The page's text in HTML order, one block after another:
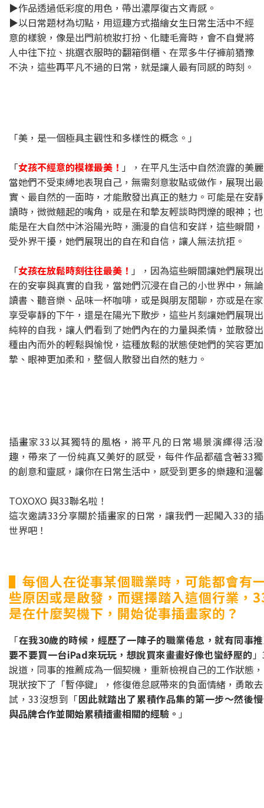
▶︎作品透過低彩度的用色，帶出濃厚復古文青感。
▶︎以日常題材為切點，用逗趣方式描繪女生日常生活中不經
意的樣貌，像是出門前梳妝打扮、化睫毛膏時，會不自覺將
人中往下拉、挑選衣服時的翻箱倒櫃、在眾多牛仔褲前猶豫
不決，這些再平凡不過的日常，就是讓人最有同感的時刻。
「美，是一個極具主觀性和多樣性的概念。」
「女孩不經意的模樣最美！ 」，在平凡生活中自然流露的美
當她們不受束縛地表現自己，無需刻意妝點或做作，展現出
實、最自然的一面時，才能散發出真正的魅力。可能是在安
讀時，微微翹起的嘴角，或是在和摯友輕談時閃爍的眼神；
能是在大自然中沐浴陽光時，瀰漫的自信和安詳，這些瞬間
受外界干擾，她們展現出的自在和自信，讓人無法抗拒。
「女孩在放鬆時刻往往最美！ 」，因為這些瞬間讓她們展現
在的安寧與真實的自我，當她們沉浸在自己的小世界中，無
讀書、聽音樂、品味一杯咖啡，或是與朋友閒聊，亦或是在
享受寧靜的下午，還是在陽光下散步，這些片刻讓她們展現
純粹的自我，讓人們看到了她們內在的力量與柔情，並散發
種由內而外的輕鬆與愉悅，這種放鬆的狀態使她們的笑容更
摯、眼神更加柔和，整個人散發出自然的魅力。
插畫家33以其獨特的風格，將平凡的日常場景演繹得活
趣，帶來了一份純真又美好的感受，每件作品都蘊含著33
的創意和靈感，讓你在日常生活中，感受到更多的樂趣和溫
TOXOXO 與33聯名啦！
這次邀請33分享關於插畫家的日常，讓我們一起闖入33的
世界吧！
▌每個人在從事某個職業時，可能都會有
些原因或是啟發，而選擇踏入這個行業，
是在什麼契機下，開始從事插畫家的？
「在我30歲的時候，經歷了一陣子的職業倦怠，就有同事
要不要買一台iPad來玩玩，想說買來畫畫好像也蠻紓壓的
說道，同事的推薦成為一個契機，重新檢視自己的工作狀態
現狀按下了「暫停鍵」，修復倦怠感帶來的負面情緒，勇敢
試，33沒想到「因此就踏出了累積作品集的第一步～然後
與品牌合作並開始累積插畫相關的經驗。 」